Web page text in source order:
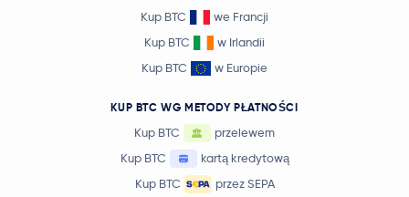
Kup BTC
we Francji
Kup BTC
w Irlandii
Kup BTC
w Europie
KUP BTC WG METODY PŁATNOŚCI
Kup BTC
przelewem
Kup BTC
kartą kredytową
Kup BTC
przez SEPA